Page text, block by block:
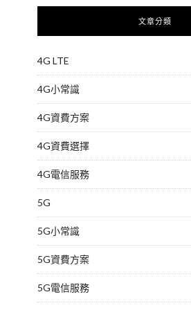
文章分類
4G LTE
4G小常識
4G資費方案
4G資費選擇
4G電信服務
5G
5G小常識
5G資費方案
5G電信服務